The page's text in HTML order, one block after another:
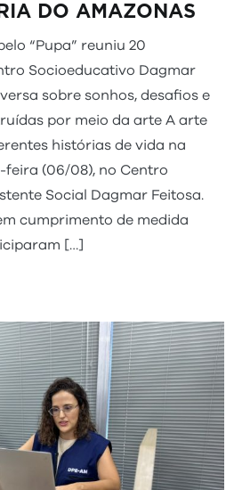
DO AMAZONAS
“Pupa” reuniu 20
Socioeducativo Dagmar
sobre sonhos, desafios e
por meio da arte A arte
histórias de vida na
(06/08), no Centro
Social Dagmar Feitosa.
cumprimento de medida
[…]